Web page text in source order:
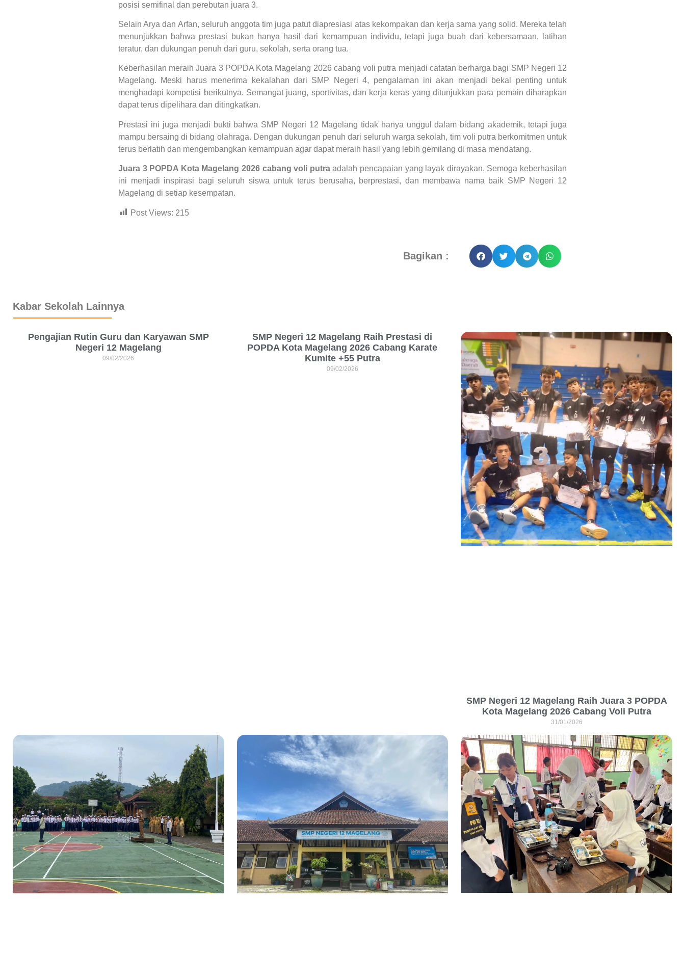
posisi semifinal dan perebutan juara 3.
Selain Arya dan Arfan, seluruh anggota tim juga patut diapresiasi atas kekompakan dan kerja sama yang solid. Mereka telah
menunjukkan bahwa prestasi bukan hanya hasil dari kemampuan individu, tetapi juga buah dari kebersamaan, latihan
teratur, dan dukungan penuh dari guru, sekolah, serta orang tua.
Keberhasilan meraih Juara 3 POPDA Kota Magelang 2026 cabang voli putra menjadi catatan berharga bagi SMP Negeri 12
Magelang. Meski harus menerima kekalahan dari SMP Negeri 4, pengalaman ini akan menjadi bekal penting untuk
menghadapi kompetisi berikutnya. Semangat juang, sportivitas, dan kerja keras yang ditunjukkan para pemain diharapkan
dapat terus dipelihara dan ditingkatkan.
Prestasi ini juga menjadi bukti bahwa SMP Negeri 12 Magelang tidak hanya unggul dalam bidang akademik, tetapi juga
mampu bersaing di bidang olahraga. Dengan dukungan penuh dari seluruh warga sekolah, tim voli putra berkomitmen untuk
terus berlatih dan mengembangkan kemampuan agar dapat meraih hasil yang lebih gemilang di masa mendatang.
Juara 3 POPDA Kota Magelang 2026 cabang voli putraadalah pencapaian yang layak dirayakan. Semoga keberhasilan
ini menjadi inspirasi bagi seluruh siswa untuk terus berusaha, berprestasi, dan membawa nama baik SMP Negeri 12
Magelang di setiap kesempatan.
Post Views: 215
Bagikan :
Kabar Sekolah Lainnya
Pengajian Rutin Guru dan Karyawan SMP
Negeri 12 Magelang
09/02/2026
SMP Negeri 12 Magelang Raih Prestasi di
POPDA Kota Magelang 2026 Cabang Karate
Kumite +55 Putra
09/02/2026
SMP Negeri 12 Magelang Raih Juara 3 POPDA
Kota Magelang 2026 Cabang Voli Putra
31/01/2026